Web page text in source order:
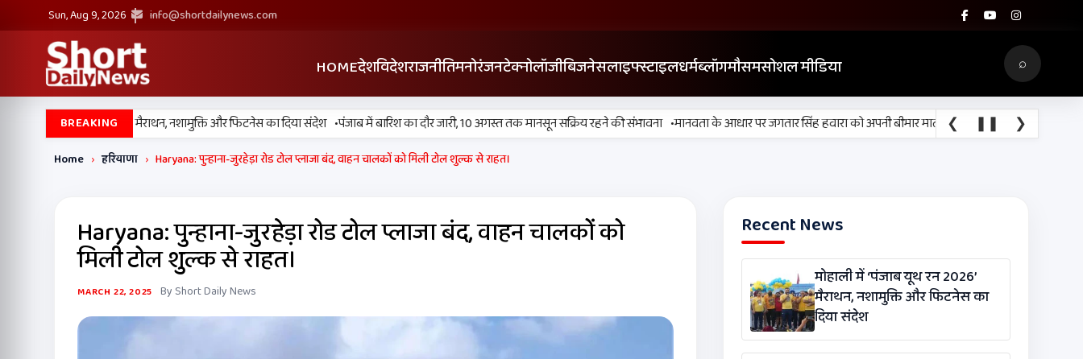
Sun, Aug 9, 2026 info@shortdailynews.com
HOMEदेशविदेशराजनीतिमनोरंजनटेक्नोलॉजीबिजनेसलाइफ्स्टाइलधर्मब्लॉगमौसमसोशल मीडिया ⌕
BREAKING
में ‘पंजाब यूथ रन 2026’ मैराथन, नशामुक्ति और फिटनेस का दिया संदेश •पंजाब में बारिश का दौर जारी, 10 अगस्त तक मानसून सक्रिय रहने की संभावना •मानवता के आधार पर जगतार सिंह हवारा को अपनी बीमार माता से मिलने के लिए 10 दिन की पैरोल दी
❮ ❚❚ ❯
Home › हरियाणा › Haryana: पुन्हाना-जुरहेड़ा रोड टोल प्लाजा बंद, वाहन चालकों को मिली टोल शुल्क से राहत।
Haryana: पुन्हाना-जुरहेड़ा रोड टोल प्लाजा बंद, वाहन चालकों को
मिली टोल शुल्क से राहत।
MARCH 22, 2025 By Short Daily News
Recent News
मोहाली में ‘पंजाब यूथ रन 2026’
मैराथन, नशामुक्ति और फिटनेस का
दिया संदेश